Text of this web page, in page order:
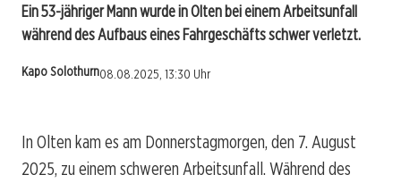
Ein 53-jähriger Mann wurde in Olten bei einem Arbeitsunfall
während des Aufbaus eines Fahrgeschäfts schwer verletzt.
Kapo Solothurn08.08.2025, 13:30 Uhr
In Olten kam es am Donnerstagmorgen, den 7. August
2025, zu einem schweren Arbeitsunfall. Während des